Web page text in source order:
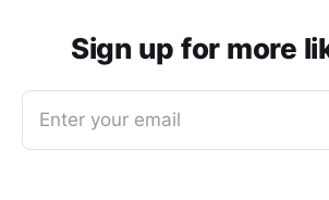
Sign up for more
Enter your email